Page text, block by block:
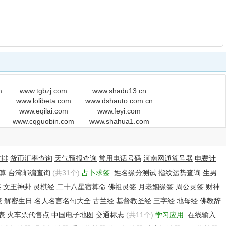
www.tgbzj.com
www.shadu13.cn
www.lolibeta.com
www.dshauto.com.cn
www.eqilai.com
www.feyi.com
www.cqguobin.com
www.shahua1.com
货币汇率查询 天气预报查询 常用电话号码 河南网通算号器 电费计
台湾邮编查询 (共31个) 占卜求签: 姓名缘分测试 指纹运势查询 生男
文王神卦 灵棋经 二十八星宿算命 佛祖灵签 月老姻缘签 周公灵签 财神
解密生日 名人名言名句大全 古兰经 基督教圣经 三字经 地母经 佛教辞
火车票代售点 中国电子地图 交通标志 (共11个) 学习应用: 在线输入